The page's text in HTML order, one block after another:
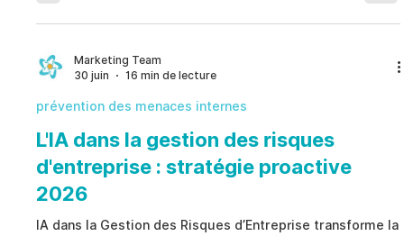
s'appuyer uniquement sur des enquêtes réactives,
gouvernance grâce à la détection précoce, à des
processus structurés, à une supervision éthique et à une
prise de décision hu
Marketing Team
30 juin
16 min de lecture
prévention des menaces internes
L'IA dans la gestion des risques
d'entreprise : stratégie proactive
2026
IA dans la Gestion des Risques d’Entreprise transforme la